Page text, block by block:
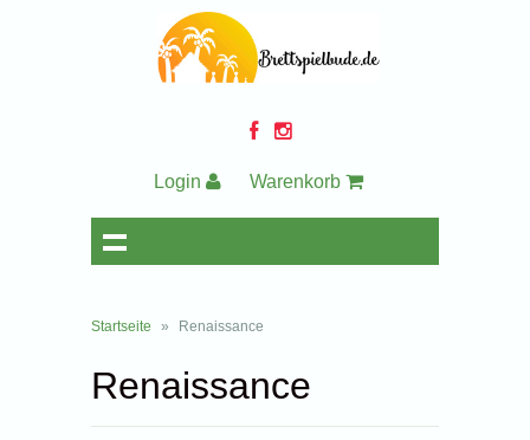
Login Warenkorb
Startseite » Renaissance
Renaissance